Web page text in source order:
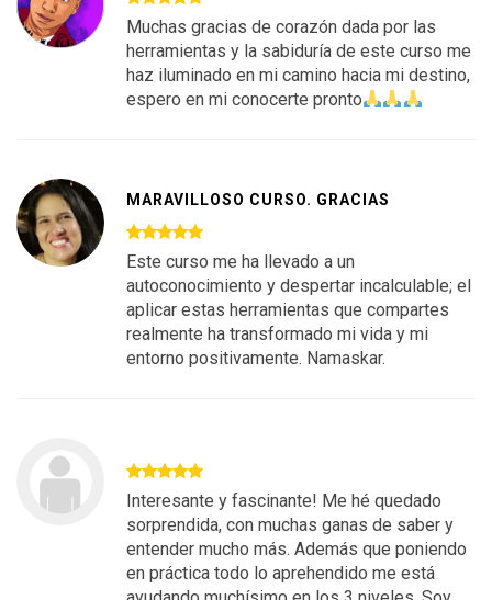
Muchas gracias de corazón dada por las
herramientas y la sabiduría de este curso me
haz iluminado en mi camino hacia mi destino,
espero en mi conocerte pronto
MARAVILLOSO CURSO. GRACIAS
Este curso me ha llevado a un
autoconocimiento y despertar incalculable; el
aplicar estas herramientas que compartes
realmente ha transformado mi vida y mi
entorno positivamente. Namaskar.
Interesante y fascinante! Me hé quedado
sorprendida, con muchas ganas de saber y
entender mucho más. Además que poniendo
en práctica todo lo aprehendido me está